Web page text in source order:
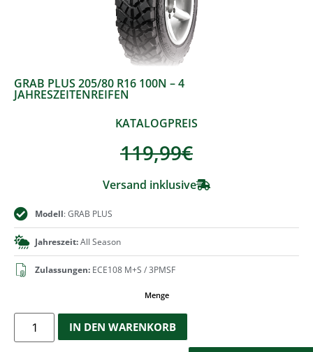
GRAB PLUS 205/80 R16 100N – 4
JAHRESZEITENREIFEN
KATALOGPREIS
119,99€
Versand inklusive
Modell: GRAB PLUS
Jahreszeit:All Season
Zulassungen: ECE108 M+S / 3PMSF
Menge
IN DEN WARENKORB